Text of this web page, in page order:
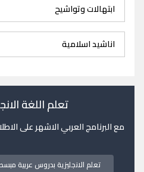
ابتهالات وتواشيح
اناشيد اسلامية
تعلم اللغة
مع البرنامج العربي الاشهر على الاطلاق
تعلم الانجليزية بدروس عربية